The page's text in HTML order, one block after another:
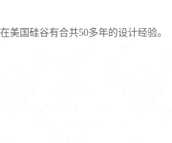
美国硅谷有合共50多年的设计经验。